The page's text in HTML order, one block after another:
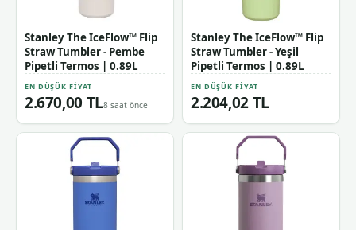
Stanley The IceFlow™ Flip
Straw Tumbler - Pembe
Pipetli Termos | 0.89L
EN DÜŞÜK FIYAT
2.670,00 TL8 saat önce
Stanley The IceFlow™ Flip
Straw Tumbler - Yeşil
Pipetli Termos | 0.89L
EN DÜŞÜK FIYAT
2.204,02 TL